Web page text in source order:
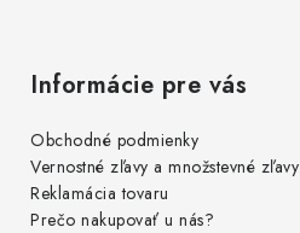
Informácie pre vás
Obchodné podmienky
Vernostné zľavy a množstevné zľavy
Reklamácia tovaru
Prečo nakupovať u nás?